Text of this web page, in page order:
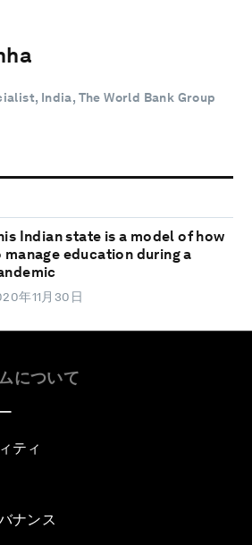
India, The World Bank Group
Indian state is a model of how
manage education during a
年11月30日
について
ティ
ナンス